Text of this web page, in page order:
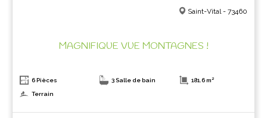
Saint-Vital - 73460
MAGNIFIQUE VUE MONTAGNES !
6 Pièces 3 Salle de bain 181.6 m²
Terrain